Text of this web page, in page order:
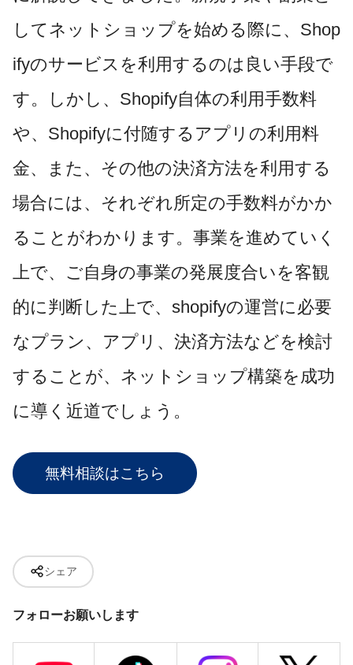
してネットショップを始める際に、Shop
ifyのサービスを利用するのは良い手段で
す。しかし、Shopify自体の利用手数料
や、Shopifyに付随するアプリの利用料
金、また、その他の決済方法を利用する
場合には、それぞれ所定の手数料がかか
ることがわかります。事業を進めていく
上で、ご自身の事業の発展度合いを客観
的に判断した上で、shopifyの運営に必要
なプラン、アプリ、決済方法などを検討
することが、ネットショップ構築を成功
に導く近道でしょう。
無料相談はこちら
シェア
フォローお願いします